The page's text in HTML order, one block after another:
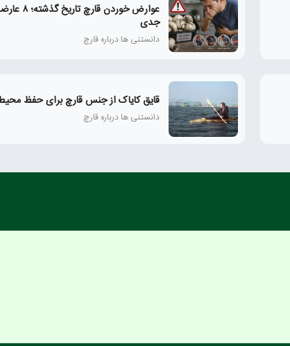
عوارض خوردن
جدی
دانستنی ها درباره قارچ
قایق کایاک از جنس قارچ برای حفظ
دانستنی ها درباره قارچ